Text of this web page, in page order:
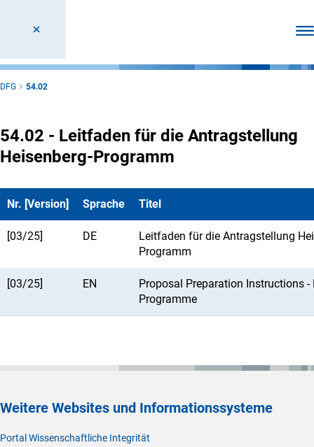
DFG 54.02
54.02 - Leitfaden für die Antragstellung
Heisenberg-Programm
Nr. [Version] Sprache Titel
[03/25] DE
Leitfaden für die Antragstellung
Programm
[03/25] EN
Proposal Preparation Instructions -
Programme
Weitere Websites und Informationssysteme
Portal Wissenschaftliche Integrität